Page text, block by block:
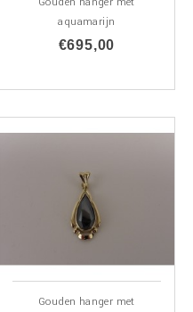
aquamarijn
€695,00
Gouden hanger met